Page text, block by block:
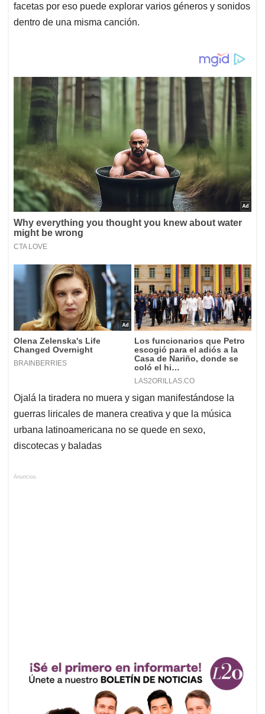
facetas por eso puede explorar varios géneros y sonidos
dentro de una misma canción.
Ojalá la tiradera no muera y sigan manifestándose la
guerras liricales de manera creativa y que la música
urbana latinoamericana no se quede en sexo,
discotecas y baladas
Anuncios.